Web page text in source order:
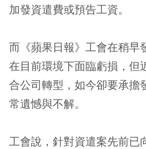
加發資遣費或預告工資。
而《蘋果日報》工會在稍早
在目前環境下面臨虧損，但
合公司轉型，如今卻要承擔
常遺憾與不解。
工會說，針對資遣案先前已